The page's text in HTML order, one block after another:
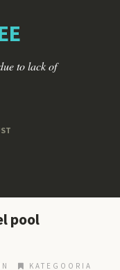
to lack of
pool
KATEGOORIA